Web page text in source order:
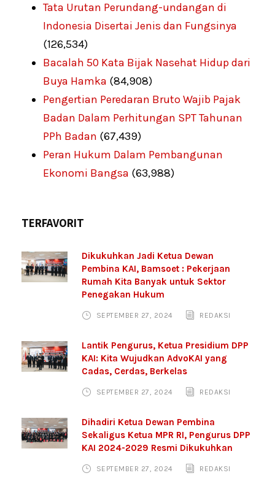
Tata Urutan Perundang-undangan di
Indonesia Disertai Jenis dan Fungsinya
(126,534)
Bacalah 50 Kata Bijak Nasehat Hidup dari
Buya Hamka (84,908)
Pengertian Peredaran Bruto Wajib Pajak
Badan Dalam Perhitungan SPT Tahunan
PPh Badan (67,439)
Peran Hukum Dalam Pembangunan
Ekonomi Bangsa (63,988)
TERFAVORIT
Dikukuhkan Jadi Ketua Dewan
Pembina KAI, Bamsoet : Pekerjaan
Rumah Kita Banyak untuk Sektor
Penegakan Hukum
SEPTEMBER 27, 2024 REDAKSI
Lantik Pengurus, Ketua Presidium DPP
KAI: Kita Wujudkan AdvoKAI yang
Cadas, Cerdas, Berkelas
SEPTEMBER 27, 2024 REDAKSI
Dihadiri Ketua Dewan Pembina
Sekaligus Ketua MPR RI, Pengurus DPP
KAI 2024-2029 Resmi Dikukuhkan
SEPTEMBER 27, 2024 REDAKSI